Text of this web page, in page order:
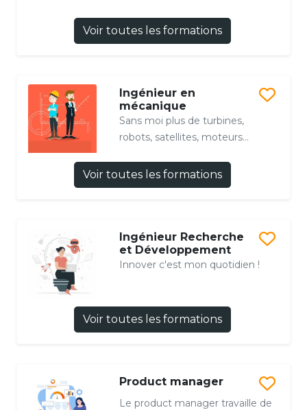
Voir toutes les formations
Ingénieur en
mécanique
Sans moi plus de turbines,
robots, satellites, moteurs...
Voir toutes les formations
Ingénieur Recherche
et Développement
Innover c'est mon quotidien !
Voir toutes les formations
Product manager
Le product manager travaille de